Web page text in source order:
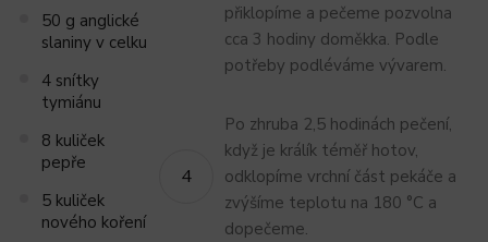
50 g anglické
slaniny v celku
4 snítky
tymiánu
8 kuliček
pepře
5 kuliček
nového koření
přiklopíme a pečeme pozvolna
cca 3 hodiny doměkka. Podle
potřeby podléváme vývarem.
Po zhruba 2,5 hodinách pečení,
když je králík téměř hotov,
odklopíme vrchní část pekáče a
zvýšíme teplotu na 180 °C a
dopečeme.